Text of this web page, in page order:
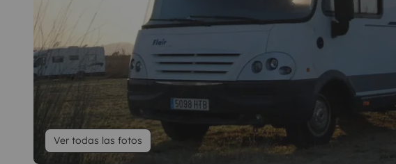
Ver todas las fotos